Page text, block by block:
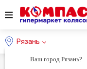
Рязань
Ваш город Рязань?